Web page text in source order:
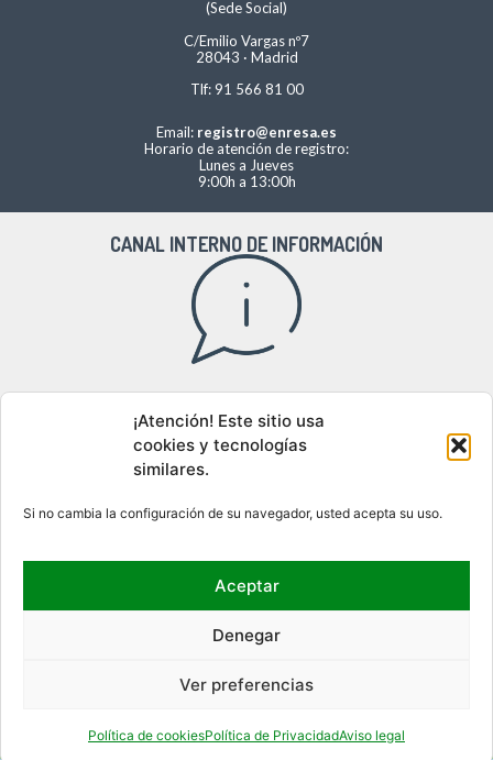
¡Atención! Este sitio usa
cookies y tecnologías
similares.
Si no cambia la configuración de su navegador, usted acepta su uso.
Aceptar
Denegar
Ver preferencias
Política de cookiesPolítica de PrivacidadAviso legal
(Sede Social)
C/Emilio Vargas nº7
28043 · Madrid
Tlf: 91 566 81 00
Email: registro@enresa.es
Horario de atención de registro:
Lunes a Jueves
9:00h a 13:00h
CANAL INTERNO DE INFORMACIÓN
DÓNDE ESTAMOS